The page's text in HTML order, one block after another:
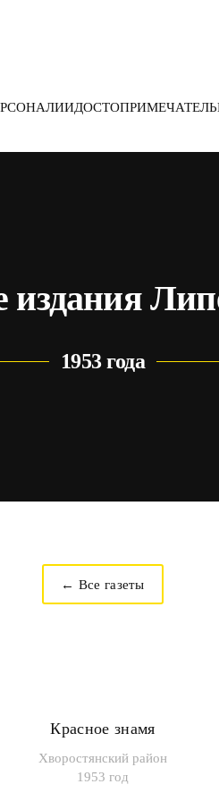
издания
1953 года
← Все газеты
Красное знамя
Хворостянский район
1953 год